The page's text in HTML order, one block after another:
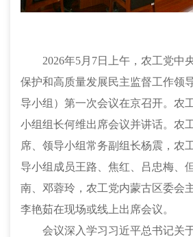
2026年5月7日上午，农工党中
保护和高质量发展民主监督工作领
导小组）第一次会议在京召开。农
小组组长何维出席会议并讲话。农
席、领导小组常务副组长杨震，农
导小组成员王路、焦红、吕忠梅、
南、邓蓉玲，农工党内蒙古区委会
李艳茹在现场或线上出席会议。
会议深入学习习近平总书记关